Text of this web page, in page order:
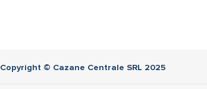
Copyright © Cazane Centrale SRL 2025